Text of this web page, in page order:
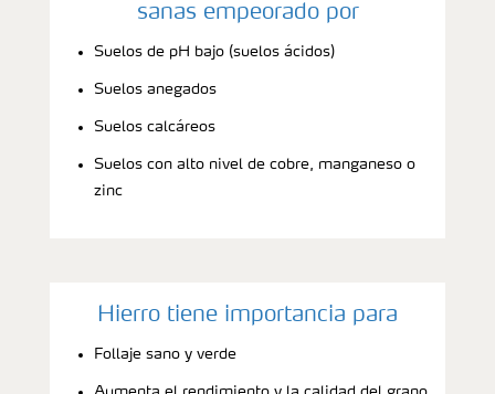
sanas empeorado por
Suelos de pH bajo (suelos ácidos)
Suelos anegados
Suelos calcáreos
Suelos con alto nivel de cobre, manganeso o
zinc
Hierro tiene importancia para
Follaje sano y verde